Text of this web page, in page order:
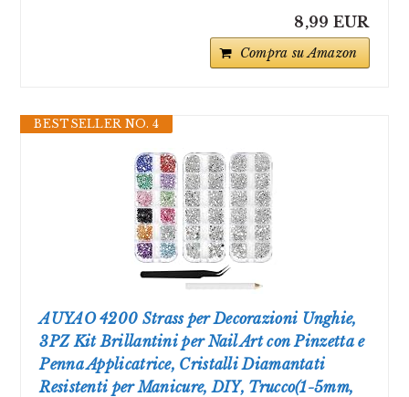
8,99 EUR
Compra su Amazon
BESTSELLER NO. 4
AUYAO 4200 Strass per Decorazioni Unghie,
3PZ Kit Brillantini per Nail Art con Pinzetta e
Penna Applicatrice, Cristalli Diamantati
Resistenti per Manicure, DIY, Trucco(1-5mm,